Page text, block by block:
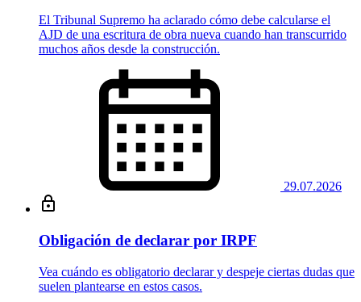
El Tribunal Supremo ha aclarado cómo debe calcularse el
AJD de una escritura de obra nueva cuando han transcurrido
muchos años desde la construcción.
29.07.2026
Obligación de declarar por IRPF
Vea cuándo es obligatorio declarar y despeje ciertas dudas que
suelen plantearse en estos casos.